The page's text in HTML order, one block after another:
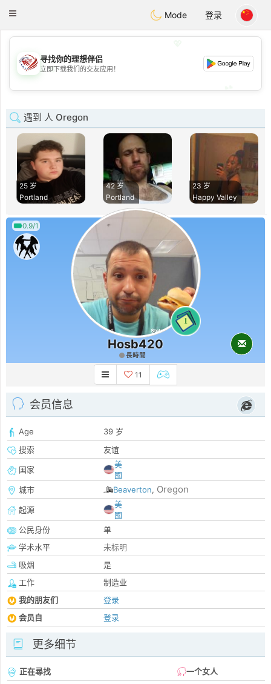
Dating
Toggle
Mode 登录
💖
💕
寻找你的理想伴侣
立即下载我们的交友应用！
遇到 人 Oregon
25 岁
Portland
42 岁
Portland
23 岁
Happy Valley
0.9/1
1
Hosb420
長時間
11
会员信息
Age
39 岁
搜索
友谊
国家
美
國
城市
Beaverton, Oregon
起源
美
國
公民身份
单
学术水平
未标明
吸烟
是
工作
制造业
我的朋友们
登录
会员自
登录
更多细节
正在尋找
一个女人